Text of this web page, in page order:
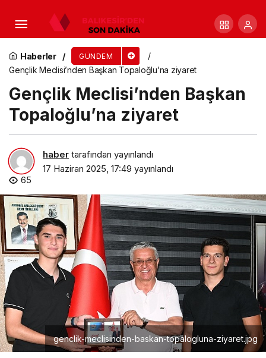
Haberler GÜNDEM
Gençlik Meclisi’nden Başkan Topaloğlu’na ziyaret
Gençlik Meclisi’nden Başkan
Topaloğlu’na ziyaret
haber tarafından yayınlandı
17 Haziran 2025, 17:49 yayınlandı
65
genclik-meclisinden-baskan-topalogluna-ziyaret.jpg
Minik Gögeş, Başkan Topaloğlu ile tanışmaya